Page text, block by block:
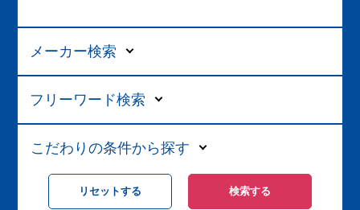
メーカー検索
フリーワード検索
こだわりの条件から探す